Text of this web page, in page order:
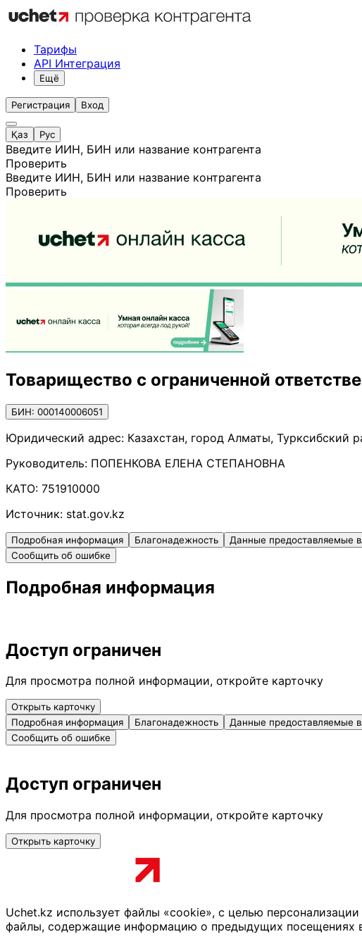
Тарифы
API Интеграция
Ещё
Регистрация Вход
Қаз Рус
Введите ИИН, БИН или название контрагента
Проверить
Введите ИИН, БИН или название контрагента
Проверить
Товарищество с ограниченной
БИН: 000140006051
Юридический адрес: Казахстан, город Алматы, Турксибский
Руководитель: ПОПЕНКОВА ЕЛЕНА СТЕПАНОВНА
КАТО: 751910000
Источник: stat.gov.kz
Подробная информация Благонадежность Данные предоставляемые
Сообщить об ошибке
Подробная информация
Доступ ограничен
Для просмотра полной информации, откройте карточку
Открыть карточку
Подробная информация
Благонадежность Данные предоставляемые
Сообщить об ошибке
Доступ ограничен
Для просмотра полной информации, откройте карточку
Открыть карточку
Uchet.kz использует файлы «cookie», с целью
файлы, содержащие информацию о предыдущих посещениях